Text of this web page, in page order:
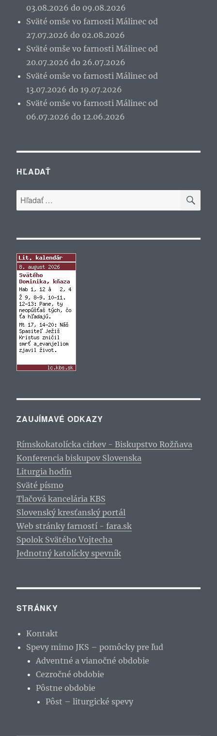
03.08.2026 do 09.08.2026
Sväté omše vo farnosti Málinec od
27.07.2026 do 02.08.2026
Sväté omše vo farnosti Málinec od
20.07.2026 do 26.07.2026
Sväté omše vo farnosti Málinec od
13.07.2026 do 19.07.2026
Sväté omše vo farnosti Málinec od
06.07.2026 do 12.06.2026
HĽADAŤ
Hľadať:
ZAUJÍMAVÉ ODKAZY
Rímskokatolícka cirkev - Biskupstvo Rožňava
Konferencia biskupov Slovenska
Liturgia hodín
Sväté písmo
Tlačová kancelária KBS
Slovenský kresťanský portál
Web stránky farností - fara.sk
Spolok Svätého Vojtecha
Jednotný katolícky spevník
STRÁNKY
Kontakt
Spevy mimo JKS – pomôcky pre ľud
Adventné a vianočné obdobie
Cezročné obdobie
Pôstne obdobie
Pôst – liturgické spevy